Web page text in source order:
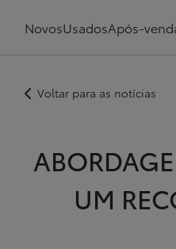
NovosUsadosApós-
Voltar para as notícias
UM